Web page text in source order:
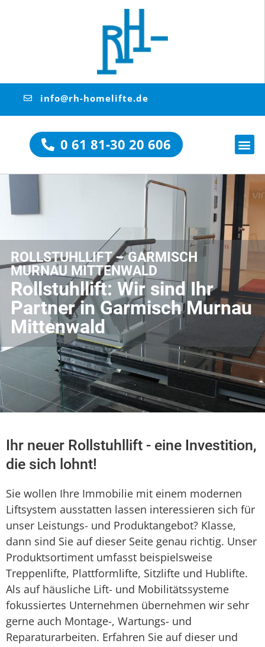
info@rh-homelifte.de
0 61 81-30 20 606
ROLLSTUHLLIFT – GARMISCH
MURNAU MITTENWALD
Rollstuhllift: Wir sind Ihr
Partner in Garmisch Murnau
Mittenwald
Ihr neuer Rollstuhllift - eine Investition,
die sich lohnt!
Sie wollen Ihre Immobilie mit einem modernen
Liftsystem ausstatten lassen interessieren sich für
unser Leistungs- und Produktangebot? Klasse,
dann sind Sie auf dieser Seite genau richtig. Unser
Produktsortiment umfasst beispielsweise
Treppenlifte, Plattformlifte, Sitzlifte und Hublifte.
Als auf häusliche Lift- und Mobilitätssysteme
fokussiertes Unternehmen übernehmen wir sehr
gerne auch Montage-, Wartungs- und
Reparaturarbeiten. Erfahren Sie auf dieser und